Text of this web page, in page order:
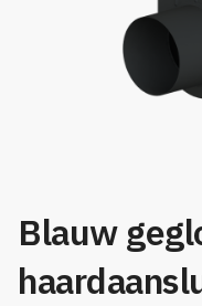
Blauw